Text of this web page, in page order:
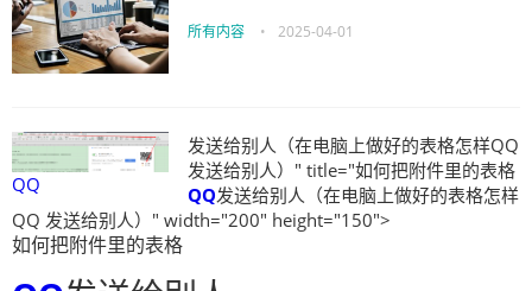
所有内容 • 2025-04-01
QQ
发送给别人（在电脑上做好的表格怎样QQ
发送给别人）" title="如何把附件里的表格
QQ发送给别人（在电脑上做好的表格怎样
QQ 发送给别人）" width="200" height="150">
如何把附件里的表格